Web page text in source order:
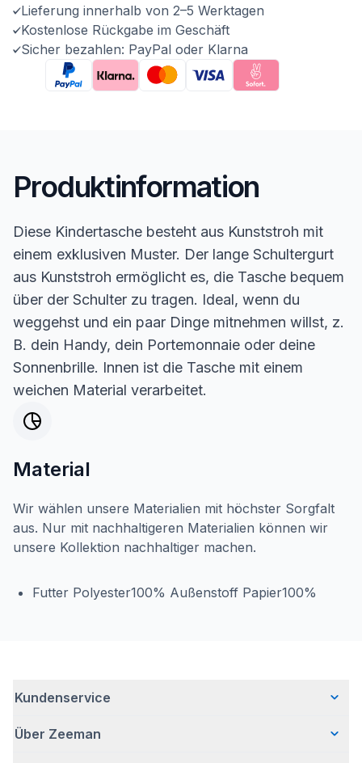
Lieferung innerhalb von 2–5 Werktagen
Kostenlose Rückgabe im Geschäft
Sicher bezahlen: PayPal oder Klarna
Produktinformation
Diese Kindertasche besteht aus Kunststroh mit
einem exklusiven Muster. Der lange Schultergurt
aus Kunststroh ermöglicht es, die Tasche bequem
über der Schulter zu tragen. Ideal, wenn du
weggehst und ein paar Dinge mitnehmen willst, z.
B. dein Handy, dein Portemonnaie oder deine
Sonnenbrille. Innen ist die Tasche mit einem
weichen Material verarbeitet.
Material
Wir wählen unsere Materialien mit höchster Sorgfalt
aus. Nur mit nachhaltigeren Materialien können wir
unsere Kollektion nachhaltiger machen.
Futter Polyester100% Außenstoff Papier100%
Kundenservice
Häufig gestellte Fragen
Über Zeeman